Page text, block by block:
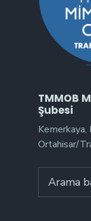
TMMOB
Şubesi
Ortahisar/